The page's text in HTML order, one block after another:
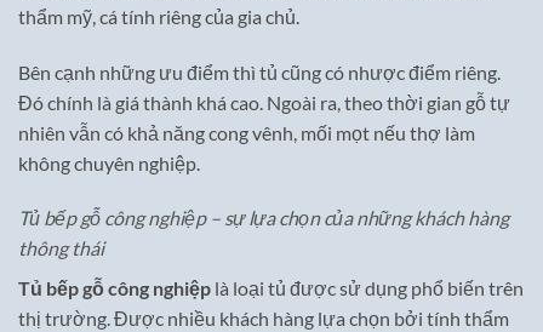
thẩm mỹ, cá tính riêng của gia chủ.
Bên cạnh những ưu điểm thì tủ cũng có nhược điểm riêng.
Đó chính là giá thành khá cao. Ngoài ra, theo thời gian gỗ tự
nhiên vẫn có khả năng cong vênh, mối mọt nếu thợ làm
không chuyên nghiệp.
Tủ bếp gỗ công nghiệp – sự lựa chọn của những khách hàng
thông thái
Tủ bếp gỗ công nghiệp là loại tủ được sử dụng phổ biến trên
thị trường. Được nhiều khách hàng lựa chọn bởi tính thẩm